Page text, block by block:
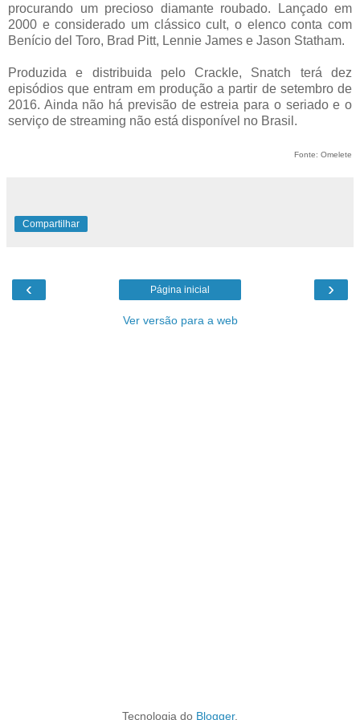
procurando um precioso diamante roubado. Lançado em
2000 e considerado um clássico cult, o elenco conta com
Benício del Toro, Brad Pitt, Lennie James e Jason Statham.
Produzida e distribuida pelo Crackle, Snatch terá dez
episódios que entram em produção a partir de setembro de
2016. Ainda não há previsão de estreia para o seriado e o
serviço de streaming não está disponível no Brasil.
Fonte: Omelete
Compartilhar
‹ ›
Página inicial
Ver versão para a web
Tecnologia do Blogger.